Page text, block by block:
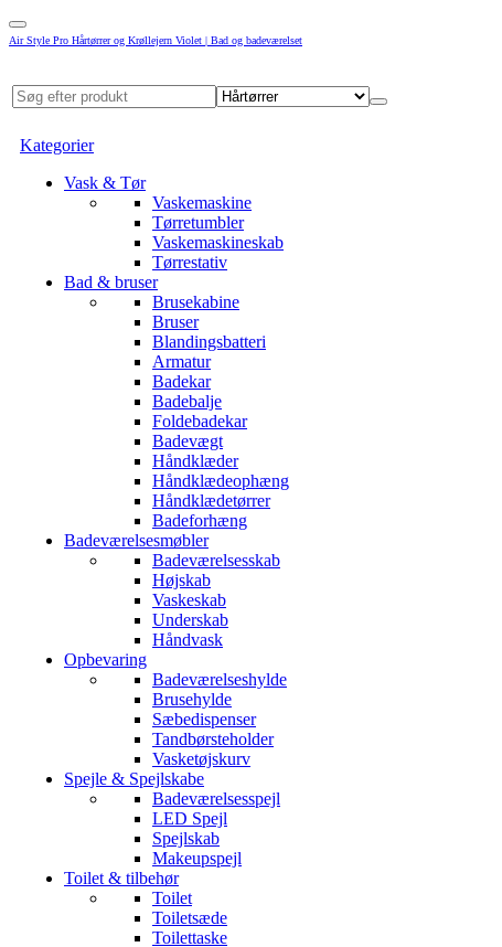
Air Style Pro Hårtørrer og Krøllejern Violet | Bad og badeværelset
Kategorier
Vask & Tør
Vaskemaskine
Tørretumbler
Vaskemaskineskab
Tørrestativ
Bad & bruser
Brusekabine
Bruser
Blandingsbatteri
Armatur
Badekar
Badebalje
Foldebadekar
Badevægt
Håndklæder
Håndklædeophæng
Håndklædetørrer
Badeforhæng
Badeværelsesmøbler
Badeværelsesskab
Højskab
Vaskeskab
Underskab
Håndvask
Opbevaring
Badeværelseshylde
Brusehylde
Sæbedispenser
Tandbørsteholder
Vasketøjskurv
Spejle & Spejlskabe
Badeværelsesspejl
LED Spejl
Spejlskab
Makeupspejl
Toilet & tilbehør
Toilet
Toiletsæde
Toilettaske